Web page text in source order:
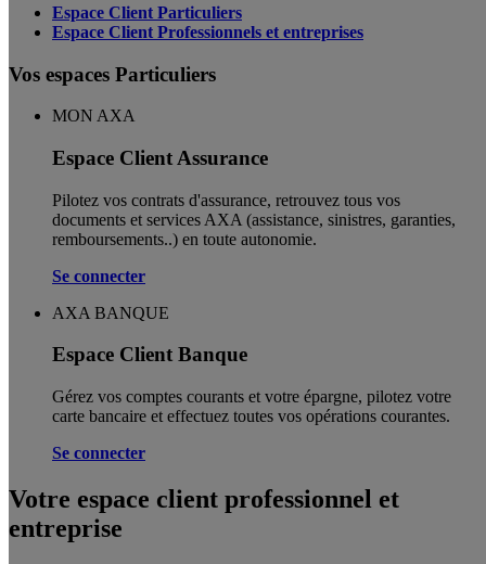
Espace Client Particuliers
Espace Client Professionnels et entreprises
Vos espaces Particuliers
MON AXA
Espace Client Assurance
Pilotez vos contrats d'assurance, retrouvez tous vos
documents et services AXA (assistance, sinistres, garanties,
remboursements..) en toute autonomie. ​
Se connecter
AXA BANQUE
Espace Client Banque
Gérez vos comptes courants et votre épargne, pilotez votre
carte bancaire et effectuez toutes vos opérations courantes.
Se connecter
Votre espace client professionnel et
entreprise